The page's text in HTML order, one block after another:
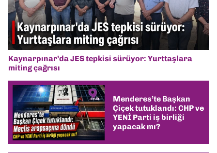
Kaynarpınar’da JES tepkisi sürüyor: Yurttaşlara
miting çağrısı
Menderes’te Başkan
Çiçek tutuklandı: CHP ve
YENİ Parti iş birliği
yapacak mı?